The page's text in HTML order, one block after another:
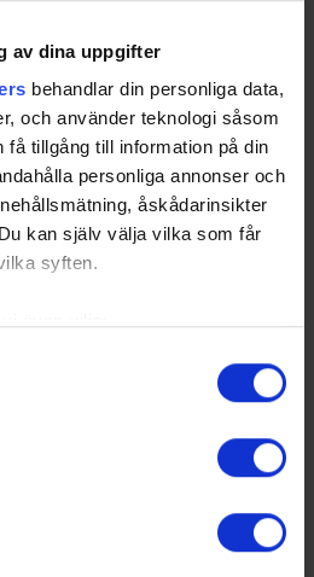
av dina uppgifter
behandlar din personliga data,
och använder teknologi såsom
tillgång till information på din
personliga annonser och
åskådarinsikter
kan själv välja vilka som får
syften.
på upp till flera meter
ditt samtycke när som
officiella app
till nyheter, livebevakning
ishockeyserier som spelas i
favoritserier och lägga upp
dina favoritlag kan du